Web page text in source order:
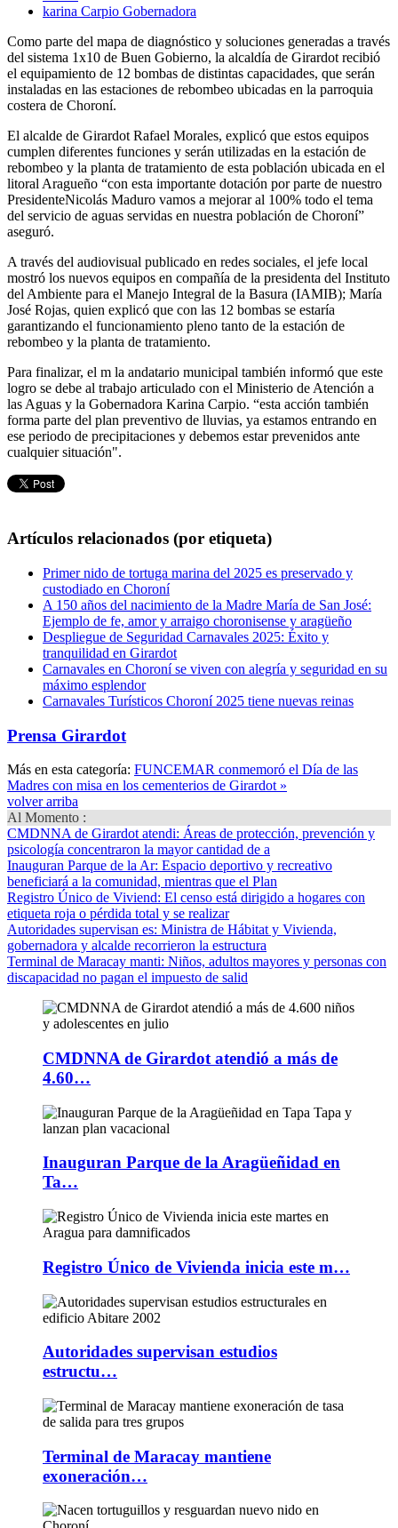
karina Carpio Gobernadora
Como parte del mapa de diagnóstico y soluciones generadas a través
del sistema 1x10 de Buen Gobierno, la alcaldía de Girardot recibió
el equipamiento de 12 bombas de distintas capacidades, que serán
instaladas en las estaciones de rebombeo ubicadas en la parroquia
costera de Choroní.
El alcalde de Girardot Rafael Morales, explicó que estos equipos
cumplen diferentes funciones y serán utilizadas en la estación de
rebombeo y la planta de tratamiento de esta población ubicada en el
litoral Aragueño “con esta importante dotación por parte de nuestro
PresidenteNicolás Maduro vamos a mejorar al 100% todo el tema
del servicio de aguas servidas en nuestra población de Choroní”
aseguró.
A través del audiovisual publicado en redes sociales, el jefe local
mostró los nuevos equipos en compañía de la presidenta del Instituto
del Ambiente para el Manejo Integral de la Basura (IAMIB); María
José Rojas, quien explicó que con las 12 bombas se estaría
garantizando el funcionamiento pleno tanto de la estación de
rebombeo y la planta de tratamiento.
Para finalizar, el m la andatario municipal también informó que este
logro se debe al trabajo articulado con el Ministerio de Atención a
las Aguas y la Gobernadora Karina Carpio. “esta acción también
forma parte del plan preventivo de lluvias, ya estamos entrando en
ese periodo de precipitaciones y debemos estar prevenidos ante
cualquier situación".
Artículos relacionados (por etiqueta)
Primer nido de tortuga marina del 2025 es preservado y
custodiado en Choroní
A 150 años del nacimiento de la Madre María de San José:
Ejemplo de fe, amor y arraigo choronisense y aragüeño
Despliegue de Seguridad Carnavales 2025: Éxito y
tranquilidad en Girardot
Carnavales en Choroní se viven con alegría y seguridad en su
máximo esplendor
Carnavales Turísticos Choroní 2025 tiene nuevas reinas
Prensa Girardot
Más en esta categoría: FUNCEMAR conmemoró el Día de las
Madres con misa en los cementerios de Girardot »
volver arriba
Al Momento :
CMDNNA de Girardot atendi: Áreas de protección, prevención y
psicología concentraron la mayor cantidad de a
Inauguran Parque de la Ar: Espacio deportivo y recreativo
beneficiará a la comunidad, mientras que el Plan
Registro Único de Viviend: El censo está dirigido a hogares con
etiqueta roja o pérdida total y se realizar
Autoridades supervisan es: Ministra de Hábitat y Vivienda,
gobernadora y alcalde recorrieron la estructura
Terminal de Maracay manti: Niños, adultos mayores y personas con
discapacidad no pagan el impuesto de salid
CMDNNA de Girardot atendió a más de
4.60…
Inauguran Parque de la Aragüeñidad en
Ta…
Registro Único de Vivienda inicia este m…
Autoridades supervisan estudios
estructu…
Terminal de Maracay mantiene
exoneración…